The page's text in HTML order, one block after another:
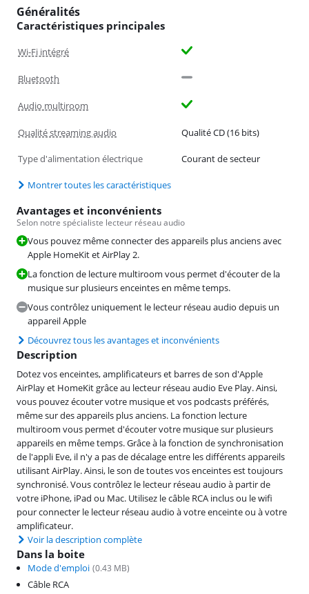
Généralités
Caractéristiques principales
Wi-Fi intégré
Bluetooth
Audio multiroom
Qualité streaming audio Qualité CD (16 bits)
Type d'alimentation électrique Courant de secteur
Montrer toutes les caractéristiques
Avantages et inconvénients
Selon notre spécialiste lecteur réseau audio
Vous pouvez même connecter des appareils plus anciens avec
Apple HomeKit et AirPlay 2.
La fonction de lecture multiroom vous permet d'écouter de la
musique sur plusieurs enceintes en même temps.
Vous contrôlez uniquement le lecteur réseau audio depuis un
appareil Apple
Découvrez tous les avantages et inconvénients
Description
Dotez vos enceintes, amplificateurs et barres de son d'Apple
AirPlay et HomeKit grâce au lecteur réseau audio Eve Play. Ainsi,
vous pouvez écouter votre musique et vos podcasts préférés,
même sur des appareils plus anciens. La fonction lecture
multiroom vous permet d'écouter votre musique sur plusieurs
appareils en même temps. Grâce à la fonction de synchronisation
de l'appli Eve, il n'y a pas de décalage entre les différents appareils
utilisant AirPlay. Ainsi, le son de toutes vos enceintes est toujours
synchronisé. Vous contrôlez le lecteur réseau audio à partir de
votre iPhone, iPad ou Mac. Utilisez le câble RCA inclus ou le wifi
pour connecter le lecteur réseau audio à votre enceinte ou à votre
amplificateur.
Voir la description complète
Dans la boite
Mode d'emploi (0.43 MB)
Câble RCA